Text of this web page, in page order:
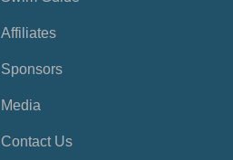
Affiliates
Sponsors
Media
Contact Us